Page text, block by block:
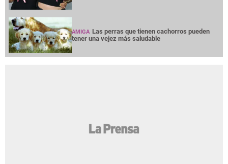
AMIGA Las perras que tienen cachorros pueden
tener una vejez más saludable